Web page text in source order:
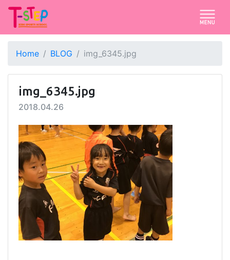
Home BLOG img_6345.jpg
img_6345.jpg
2018.04.26